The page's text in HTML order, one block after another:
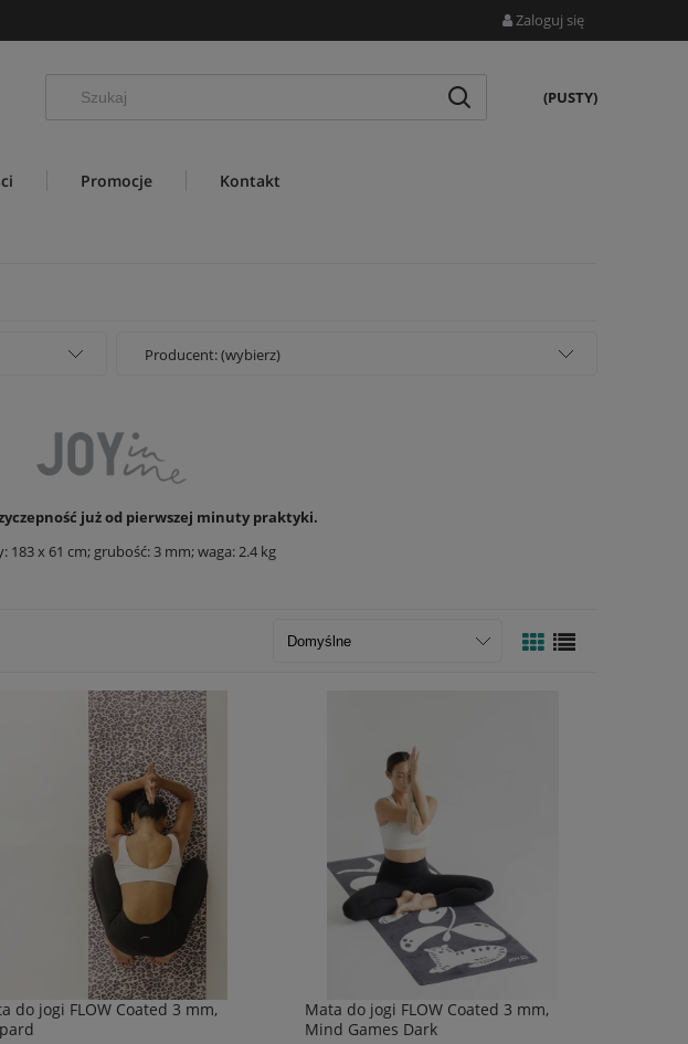
Zaloguj się
(PUSTY)
Promocje Kontakt
Producent: (wybierz)
już od pierwszej minuty praktyki.
183 x 61 cm; grubość: 3 mm; waga: 2.4 kg
do jogi FLOW Coated 3 mm,
Mata do jogi FLOW Coated 3 mm,
Mind Games Dark